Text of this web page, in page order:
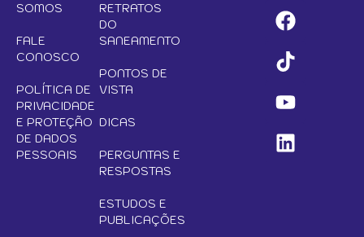
SOMOS
FALE
CONOSCO
POLÍTICA DE
PRIVACIDADE
E PROTEÇÃO
DE DADOS
PESSOAIS
RETRATOS
DO
SANEAMENTO
PONTOS DE
VISTA
DICAS
PERGUNTAS E
RESPOSTAS
ESTUDOS E
PUBLICAÇÕES